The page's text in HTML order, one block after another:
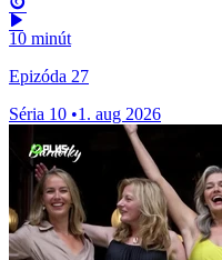
10 minút
Epizóda 27
Séria 10 •1. aug 2026